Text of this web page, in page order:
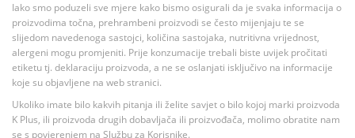
Iako smo poduzeli sve mjere kako bismo osigurali da je svaka informacija o
proizvodima točna, prehrambeni proizvodi se često mijenjaju te se
slijedom navedenoga sastojci, količina sastojaka, nutritivna vrijednost,
alergeni mogu promjeniti. Prije konzumacije trebali biste uvijek pročitati
etiketu tj. deklaraciju proizvoda, a ne se oslanjati isključivo na informacije
koje su objavljene na web stranici.
Ukoliko imate bilo kakvih pitanja ili želite savjet o bilo kojoj marki proizvoda
K Plus, ili proizvoda drugih dobavljača ili proizvođača, molimo obratite nam
se s povjerenjem na Službu za Korisnike.